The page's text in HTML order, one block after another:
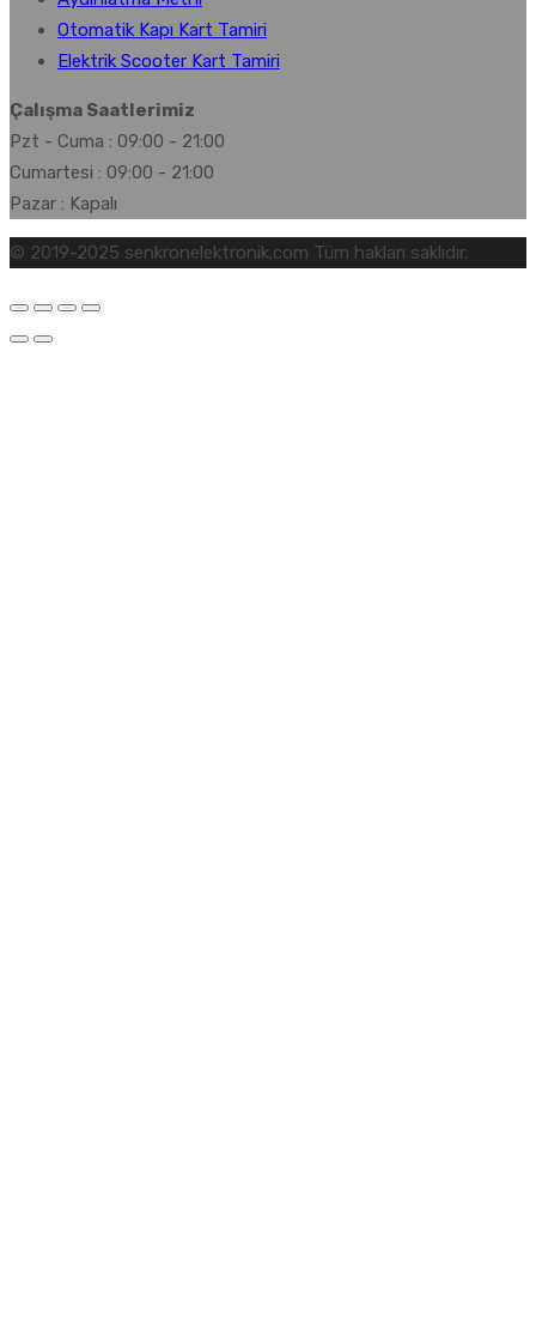
Otomatik Kapı Kart Tamiri
Elektrik Scooter Kart Tamiri
Çalışma Saatlerimiz
Pzt - Cuma : 09:00 - 21:00
Cumartesi : 09:00 - 21:00
Pazar : Kapalı
© 2019-2025 senkronelektronik.com Tüm hakları saklıdır.